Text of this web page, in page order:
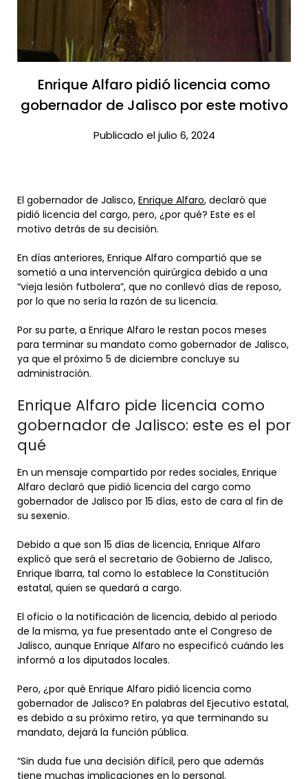
Enrique Alfaro pidió licencia como
gobernador de Jalisco por este motivo​
Publicado el julio 6, 2024
El gobernador de Jalisco, Enrique Alfaro, declaró que
pidió licencia del cargo, pero, ¿por qué? Este es el
motivo detrás de su decisión.
En días anteriores, Enrique Alfaro compartió que se
sometió a una intervención quirúrgica debido a una
“vieja lesión futbolera”, que no conllevó días de reposo,
por lo que no sería la razón de su licencia.
Por su parte, a Enrique Alfaro le restan pocos meses
para terminar su mandato como gobernador de Jalisco,
ya que el próximo 5 de diciembre concluye su
administración.
Enrique Alfaro pide licencia como
gobernador de Jalisco: este es el por
qué
En un mensaje compartido por redes sociales, Enrique
Alfaro declaró que pidió licencia del cargo como
gobernador de Jalisco por 15 días, esto de cara al fin de
su sexenio.
Debido a que son 15 días de licencia, Enrique Alfaro
explicó que será el secretario de Gobierno de Jalisco,
Enrique Ibarra, tal como lo establece la Constitución
estatal, quien se quedará a cargo.
El oficio o la notificación de licencia, debido al periodo
de la misma, ya fue presentado ante el Congreso de
Jalisco, aunque Enrique Alfaro no especificó cuándo les
informó a los diputados locales.
Pero, ¿por qué Enrique Alfaro pidió licencia como
gobernador de Jalisco? En palabras del Ejecutivo estatal,
es debido a su próximo retiro, ya que terminando su
mandato, dejará la función pública.
“Sin duda fue una decisión difícil, pero que además
tiene muchas implicaciones en lo personal.